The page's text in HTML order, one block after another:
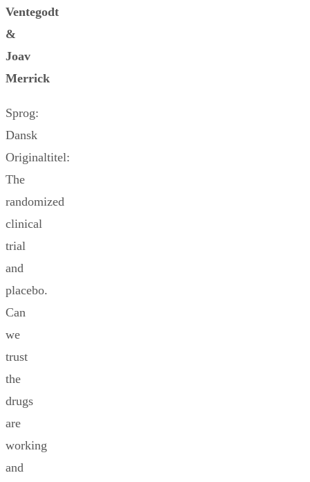
Ventegodt
&
Joav
Merrick
Sprog:
Dansk
Originaltitel:
The
randomized
clinical
trial
and
placebo.
Can
we
trust
the
drugs
are
working
and